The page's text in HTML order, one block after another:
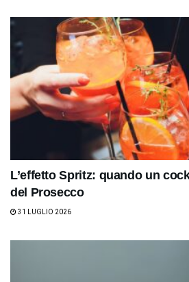
L’effetto Spritz: quando un
del Prosecco
31 LUGLIO 2026